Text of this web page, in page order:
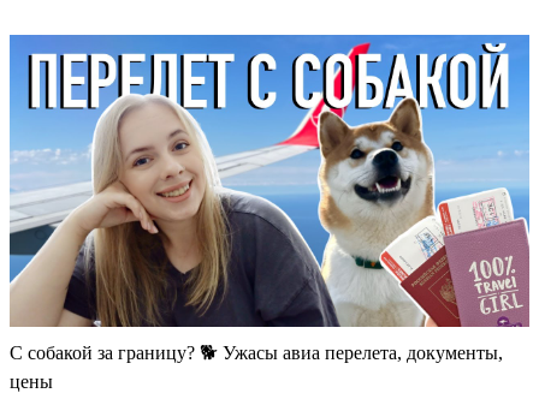
С собакой за границу? 🐕 Ужасы авиа перелета, документы,
цены